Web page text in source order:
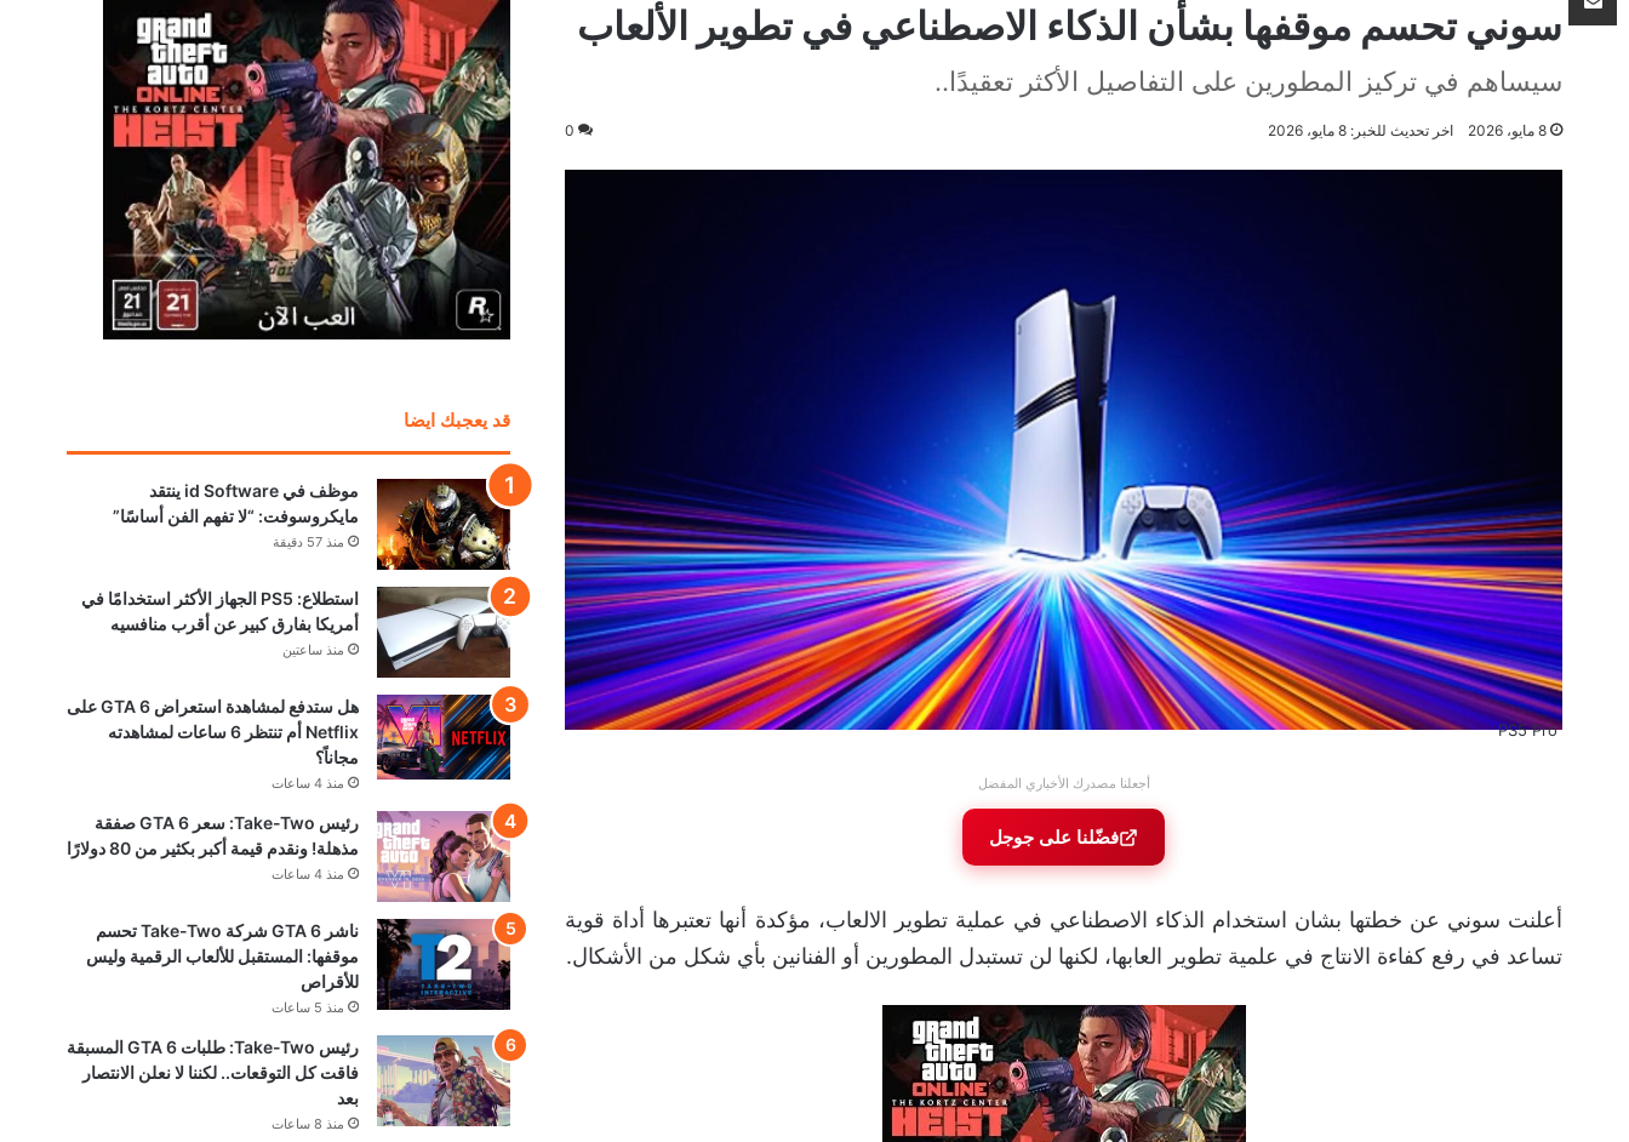
سوني تحسم موقفها بشأن الذكاء الاصطناعي في تطوير الألعاب
سيساهم في تركيز المطورين على التفاصيل الأكثر تعقيدًا..
8 مايو، 2026 اخر تحديث للخبر: 8 مايو، 2026 0
PS5 Pro
أجعلنا مصدرك الأخباري المفضل
فضّلنا على جوجل
أعلنت سوني عن خطتها بشان استخدام الذكاء الاصطناعي في عملية تطوير الالعاب، مؤكدة أنها تعتبرها أداة قوية
تساعد في رفع كفاءة الانتاج في علمية تطوير العابها، لكنها لن تستبدل المطورين أو الفنانين بأي شكل من الأشكال.
قد يعجبك ايضا
موظف في id Software ينتقد
مايكروسوفت: “لا تفهم الفن أساسًا”
منذ 57 دقيقة
استطلاع: PS5 الجهاز الأكثر استخدامًا في
أمريكا بفارق كبير عن أقرب منافسيه
منذ ساعتين
هل ستدفع لمشاهدة استعراض GTA 6 على
Netflix أم تنتظر 6 ساعات لمشاهدته
مجاناً؟
منذ 4 ساعات
رئيس Take-Two: سعر GTA 6 صفقة
مذهلة! ونقدم قيمة أكبر بكثير من 80 دولارًا
منذ 4 ساعات
ناشر GTA 6 شركة Take-Two تحسم
موقفها: المستقبل للألعاب الرقمية وليس
للأقراص
منذ 5 ساعات
رئيس Take-Two: طلبات GTA 6 المسبقة
فاقت كل التوقعات.. لكننا لا نعلن الانتصار
بعد
منذ 8 ساعات